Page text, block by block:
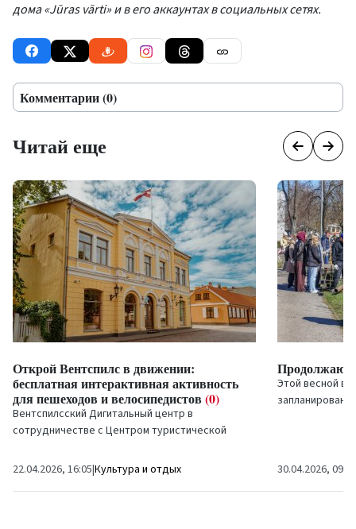
дома «Jūras vārti» и в его аккаунтах в социальных сетях.
Комментарии (0)
Читай еще
Открой Вентспилс в движении:
бесплатная интерактивная активность
для пешеходов и велосипедистов (0)
Вентспилсский Дигитальный центр в
сотрудничестве с Центром туристической
году инициативу, приглашая всех...
22.04.2026, 16:05|Культура и отдых
Продолжают
Этой весной в
30.04.2026, 09:46